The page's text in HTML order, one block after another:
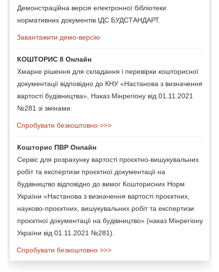
Демонстраційна версія електронної бібліотеки
нормативних документів ІДС БУДСТАНДАРТ.
Завантажити демо-версію
КОШТОРИС 8 Онлайн
Хмарне рішення для складання і перевірки кошторисної
документації відповідно до КНУ «Настанова з визначення
вартості будівництва», Наказ Мінрегіону від 01.11.2021
№281 зі змінами.
Спробувати безкоштовно >>>
Кошторис ПВР Онлайн
Сервіс для розрахунку вартості проєктно-вишукувальних
робіт та експертизи проєктної документації на
будівництво відповідно до вимог Кошторисних Норм
України «Настанова з визначення вартості проєктних,
науково-проєктних, вишукувальних робіт та експертизи
проєктної документації на будівництво» (наказ Мінрегіону
України від 01.11.2021 №281).
Спробувати безкоштовно >>>